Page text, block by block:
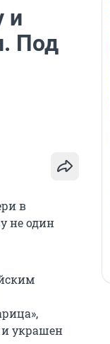
и
Под
в
не один
и украшен